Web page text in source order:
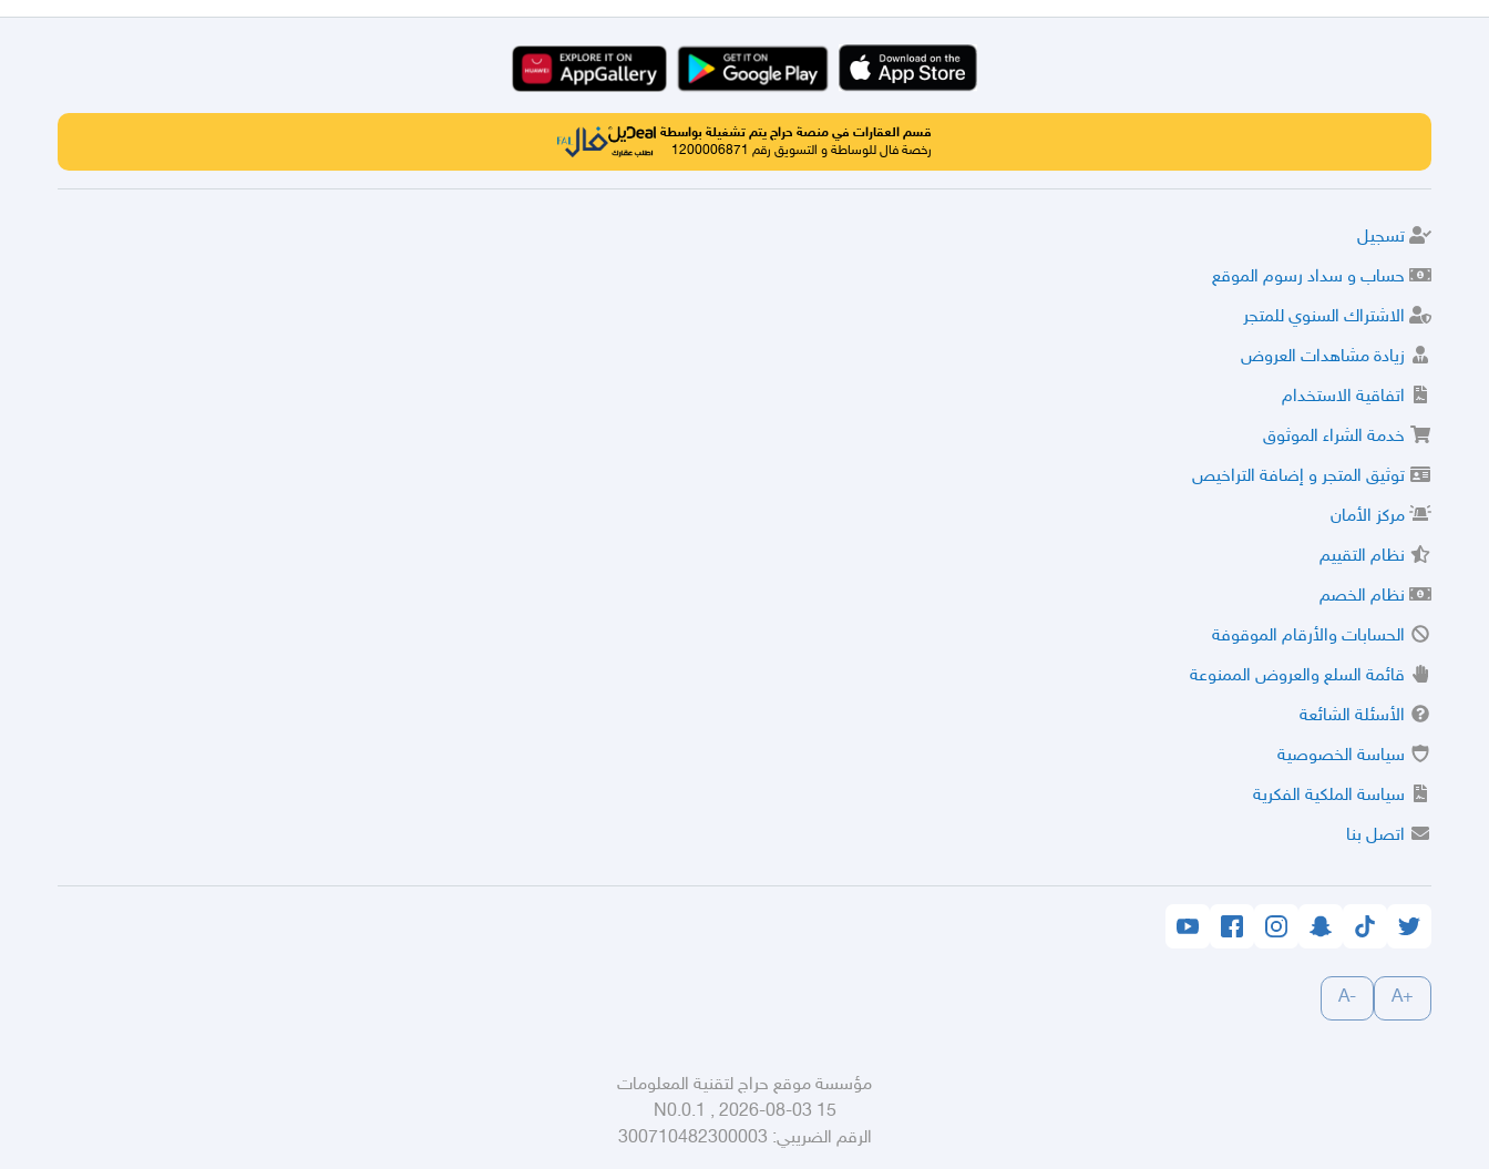
قسم العقارات في منصة حراج يتم تشغيلة بواسطة
رخصة فال للوساطة و التسويق رقم 1200006871
تسجيل
حساب و سداد رسوم الموقع
الاشتراك السنوي للمتجر
زيادة مشاهدات العروض
اتفاقية الاستخدام
خدمة الشراء الموثوق
توثيق المتجر و إضافة التراخيص
مركز الأمان
نظام التقييم
نظام الخصم
الحسابات والأرقام الموقوفة
قائمة السلع والعروض الممنوعة
الأسئلة الشائعة
سياسة الخصوصية
سياسة الملكية الفكرية
اتصل بنا
+A
-A
مؤسسة موقع حراج لتقنية المعلومات
N0.0.1 , 2026-08-03 15
الرقم الضريبي: